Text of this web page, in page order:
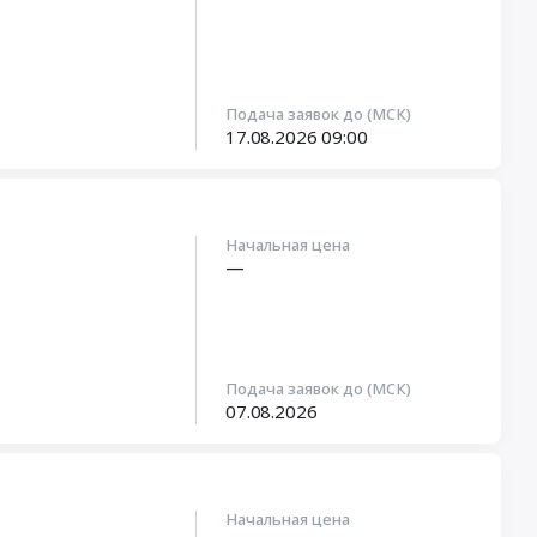
Подача заявок до (МСК)
17.08.2026 09:00
Начальная цена
—
Подача заявок до (МСК)
07.08.2026
Начальная цена